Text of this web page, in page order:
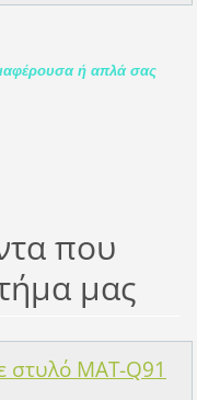
ή απλά σας
που
μας
MAT-Q91